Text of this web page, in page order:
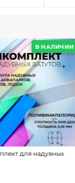
В НАЛИЧИИ
для надувных